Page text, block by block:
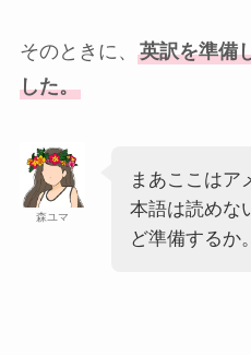
そのときに、 英訳を準備
した。
森ユマ
まあここはア
本語は読めな
ど準備するか。